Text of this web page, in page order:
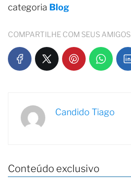
categoria Blog
COMPARTILHE COM SEUS AMIGOS
Candido Tiago
Conteúdo exclusivo